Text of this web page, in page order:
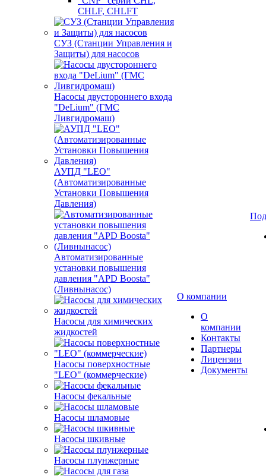
CHLF, CHLFT
СУЗ (Станции Управления и
Защиты) для насосов
Насосы двустороннего входа
"DeLium" (ГМС
Ливгидромаш)
АУПД "LEO"
(Автоматизированные
Установки Повышения
Давления)
Автоматизированные
установки повышения
давления "APD Boosta"
(Ливнынасос)
Насосы для химических
жидкостей
Насосы поверхностные
"LEO" (коммерческие)
Насосы фекальные
Насосы шламовые
Насосы шкивные
Насосы плунжерные
О компании
О
компании
Контакты
Партнеры
Лицензии
Документы